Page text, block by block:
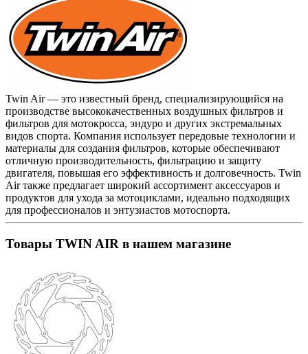
Twin Air — это известный бренд, специализирующийся на
производстве высококачественных воздушных фильтров и
фильтров для мотокросса, эндуро и других экстремальных
видов спорта. Компания использует передовые технологии и
материалы для создания фильтров, которые обеспечивают
отличную производительность, фильтрацию и защиту
двигателя, повышая его эффективность и долговечность. Twin
Air также предлагает широкий ассортимент аксессуаров и
продуктов для ухода за мотоциклами, идеально подходящих
для профессионалов и энтузиастов мотоспорта.
Товары TWIN AIR в нашем магазине